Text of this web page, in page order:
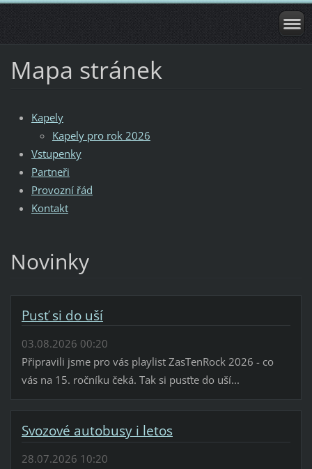
Mapa stránek
Kapely
Kapely pro rok 2026
Vstupenky
Partneři
Provozní řád
Kontakt
Novinky
Pusť si do uší
03.08.2026 00:20
Připravili jsme pro vás playlist ZasTenRock 2026 - co
vás na 15. ročníku čeká. Tak si pusťte do uší...
Svozové autobusy i letos
28.07.2026 10:20